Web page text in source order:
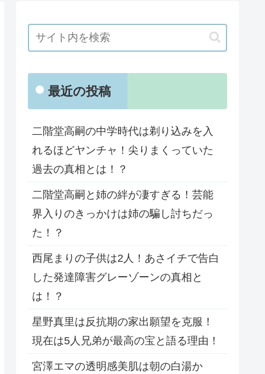
最近の投稿
二階堂高嗣の中学時代は剃り込みを入
れるほどヤンチャ！尖りまくっていた
過去の真相とは！？
二階堂高嗣と姉の絆が凄すぎる！芸能
界入りのきっかけは姉の騙し討ちだっ
た！？
西尾まりの子供は2人！あさイチで告白
した発達障害グレーゾーンの真相と
は！？
星野真里は反抗期の家出願望を克服！
現在は5人兄弟が最高の宝と語る理由！
宮澤エマの透明感美肌は朝の白湯か